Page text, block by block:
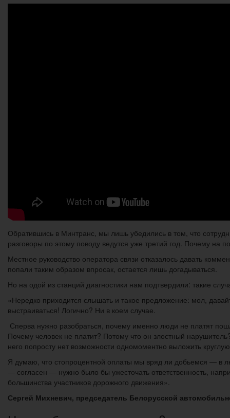
Обратившись в Минтранс, мы лишь убедились в том, что
разговоры по этому поводу ведутся уже третий год. Почему на
Местное руководство оператора связи отказалось давать
попали таким образом впросак, остается лишь догадываться.
Но на одой из станций диагностики нам подтвердили: такие
«Нередко приходится слышать и такое предложение: мол,
выстраиваться! Логично? Ни в коем случае.
Сперва нужно разобраться, почему именно люди не платят
Почему человек не платит? Потому что он злостный
него попросту нет возможности одномоментно выложить
Я думаю, что стопроцентной оплаты мы вряд ли добьемся — в
— согласен — нужно было бы ужесточать ответственность,
большинства участников дорожного движения».
Сергей Михневич, председатель Белорусской